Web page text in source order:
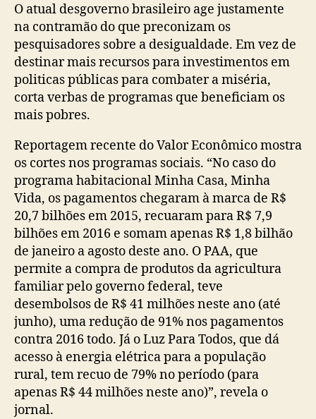
O atual desgoverno brasileiro age justamente
na contramão do que preconizam os
pesquisadores sobre a desigualdade. Em vez de
destinar mais recursos para investimentos em
politicas públicas para combater a miséria,
corta verbas de programas que beneficiam os
mais pobres.
Reportagem recente do Valor Econômico mostra
os cortes nos programas sociais. “No caso do
programa habitacional Minha Casa, Minha
Vida, os pagamentos chegaram à marca de R$
20,7 bilhões em 2015, recuaram para R$ 7,9
bilhões em 2016 e somam apenas R$ 1,8 bilhão
de janeiro a agosto deste ano. O PAA, que
permite a compra de produtos da agricultura
familiar pelo governo federal, teve
desembolsos de R$ 41 milhões neste ano (até
junho), uma redução de 91% nos pagamentos
contra 2016 todo. Já o Luz Para Todos, que dá
acesso à energia elétrica para a população
rural, tem recuo de 79% no período (para
apenas R$ 44 milhões neste ano)”, revela o
jornal.